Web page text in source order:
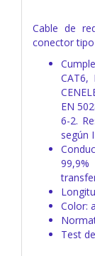
Cable de
conector
CAT6,
EN
6-2.
según
Color:
Test